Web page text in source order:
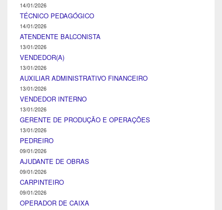
14/01/2026
TÉCNICO PEDAGÓGICO
14/01/2026
ATENDENTE BALCONISTA
13/01/2026
VENDEDOR(A)
13/01/2026
AUXILIAR ADMINISTRATIVO FINANCEIRO
13/01/2026
VENDEDOR INTERNO
13/01/2026
GERENTE DE PRODUÇÃO E OPERAÇÕES
13/01/2026
PEDREIRO
09/01/2026
AJUDANTE DE OBRAS
09/01/2026
CARPINTEIRO
09/01/2026
OPERADOR DE CAIXA